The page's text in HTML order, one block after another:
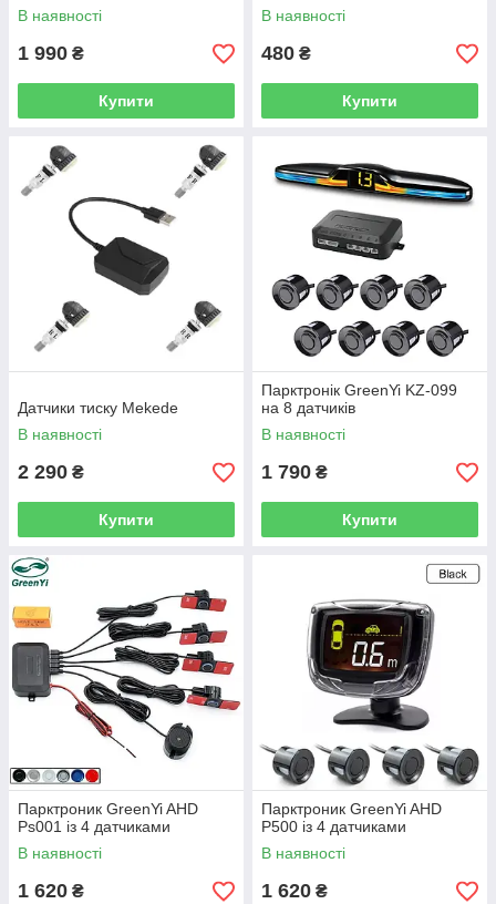
з
В наявності
1 990 ₴
Купити
В наявності
480 ₴
Купити
Датчики тиску Mekede
В наявності
2 290 ₴
Купити
Парктронік GreenYi KZ-099
на 8 датчиків
В наявності
1 790 ₴
Купити
Парктроник GreenYi AHD
Ps001 із 4 датчиками
В наявності
1 620 ₴
Парктроник GreenYi AHD
P500 із 4 датчиками
В наявності
1 620 ₴